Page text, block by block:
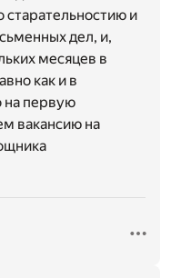
старательностию и
дел, и,
месяцев в
как и в
на первую
вакансию на